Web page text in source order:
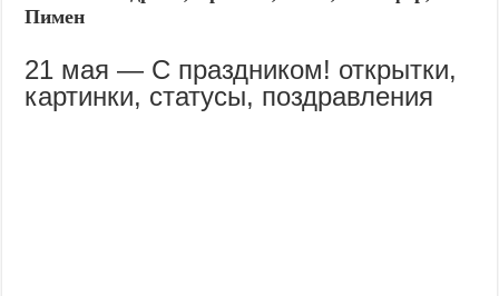
Пимен
21 мая — С праздником! открытки,
картинки, статусы, поздравления